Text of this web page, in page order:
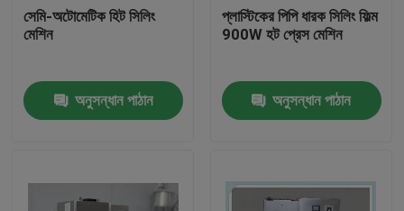
সেমি-অটোমেটিক হিট সিলিং
মেশিন
অনুসন্ধান পাঠান
প্লাস্টিকের পিপি ধারক সিলিং ফিল্ম
900W হট প্রেস মেশিন
অনুসন্ধান পাঠান